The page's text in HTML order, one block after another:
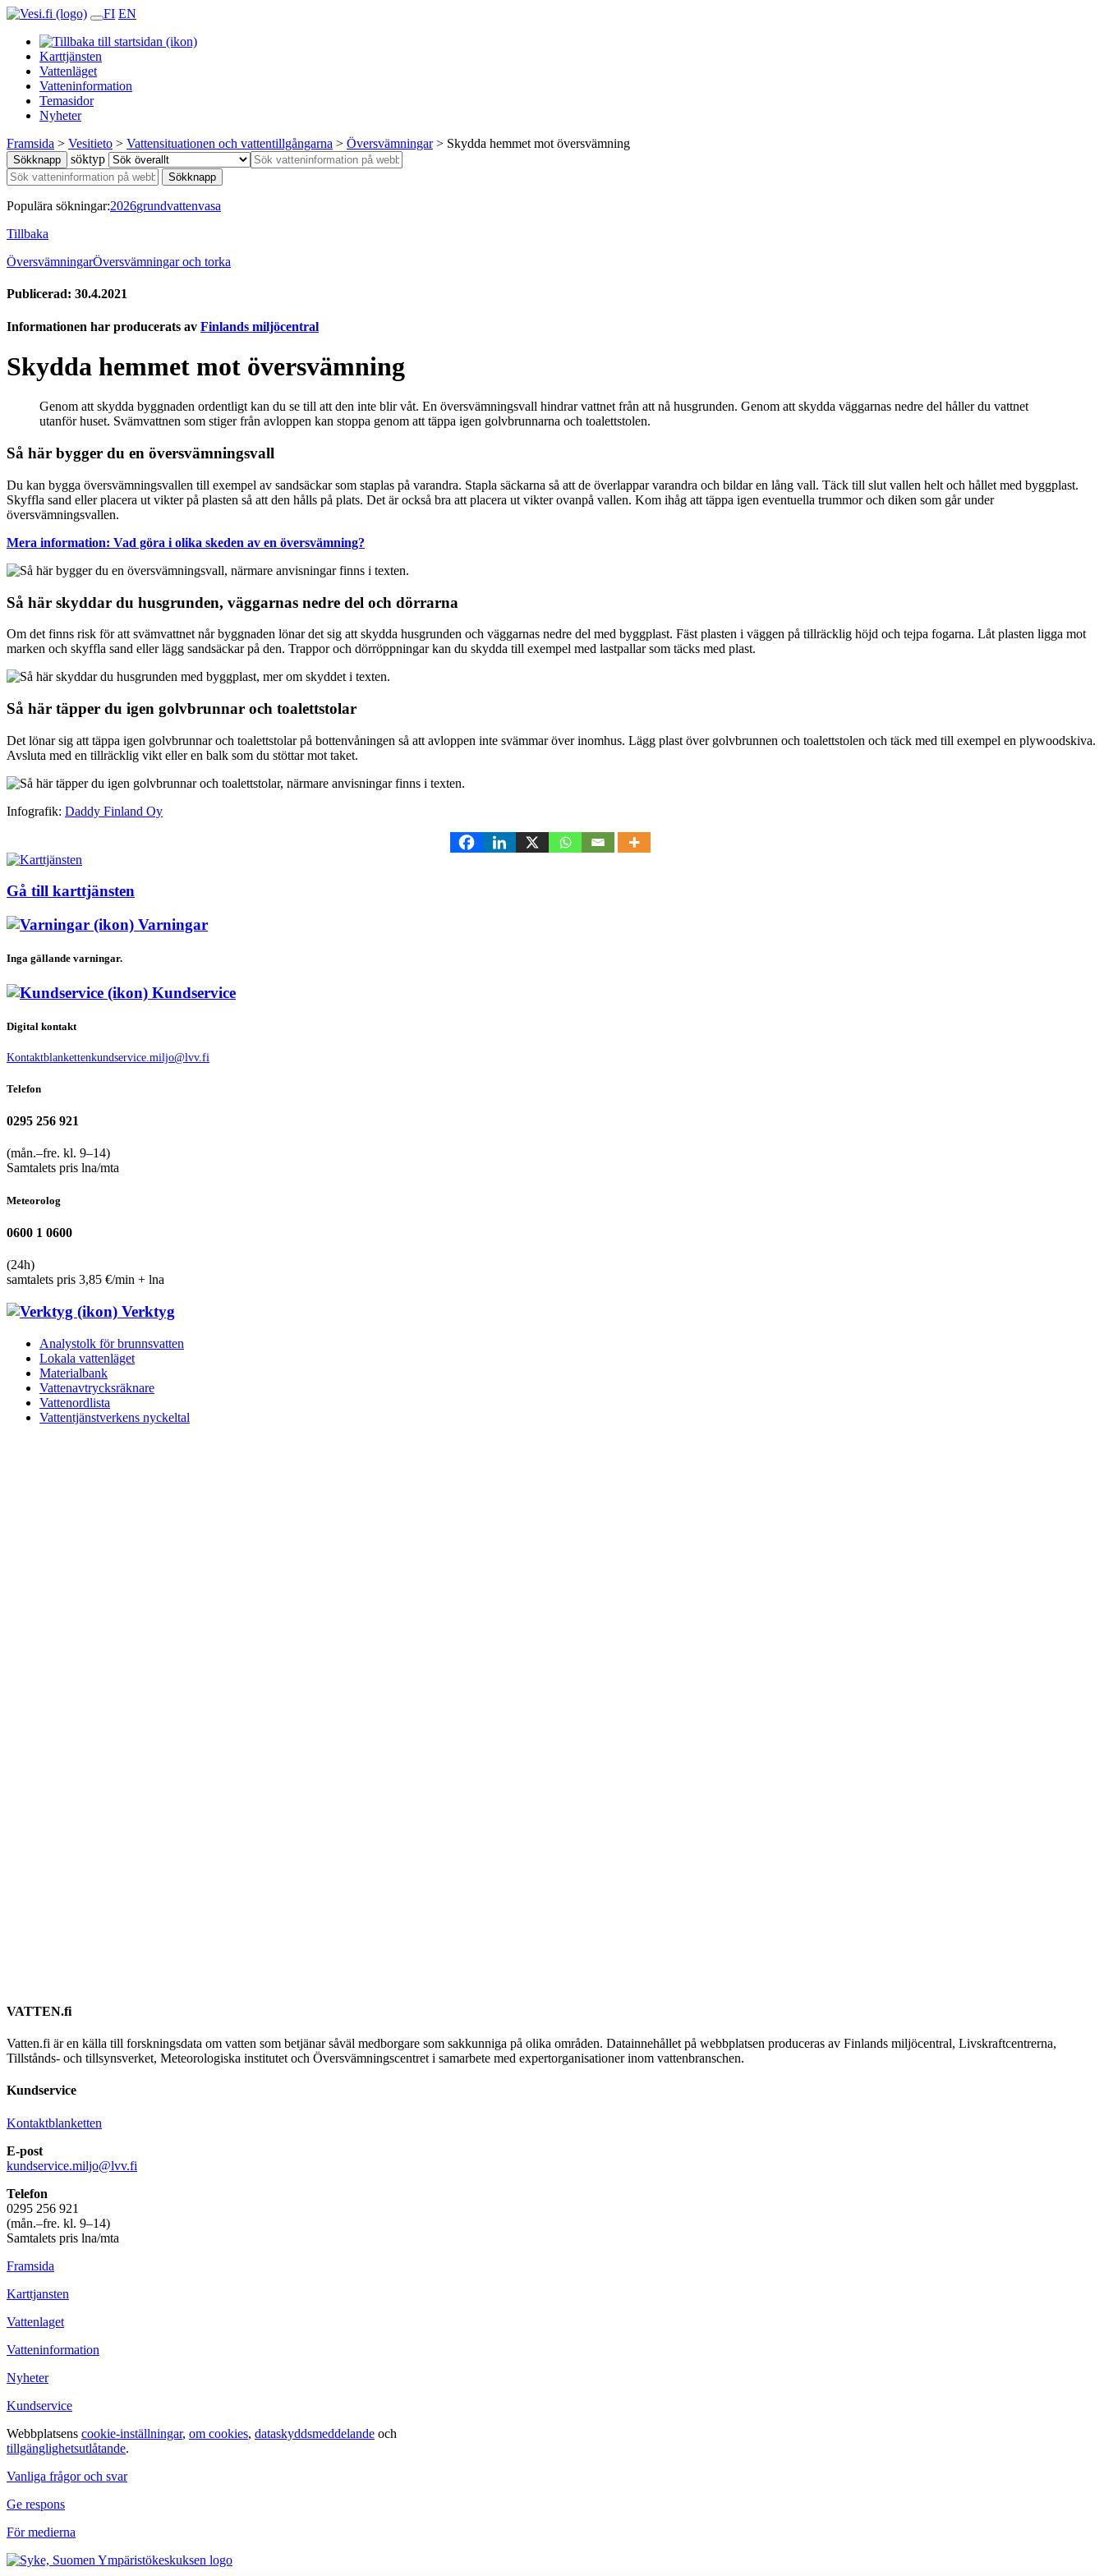
FI EN
Karttjänsten
Vattenläget
Vatteninformation
Temasidor
Nyheter
Framsida > Vesitieto > Vattensituationen och vattentillgångarna > Översvämningar> Skydda hemmet mot översvämning
Sökknapp söktyp
Sökknapp
Populära sökningar:2026grundvattenvasa
Tillbaka
ÖversvämningarÖversvämningar och torka
Publicerad: 30.4.2021
Informationen har producerats av Finlands miljöcentral
Skydda hemmet mot översvämning
Genom att skydda byggnaden ordentligt kan du se till att den inte blir våt. En översvämningsvall hindrar vattnet från att nå husgrunden. Genom att skydda väggarnas nedre del håller du vattnet
utanför huset. Svämvattnen som stiger från avloppen kan stoppa genom att täppa igen golvbrunnarna och toalettstolen.
Så här bygger du en översvämningsvall
Du kan bygga översvämningsvallen till exempel av sandsäckar som staplas på varandra. Stapla säckarna så att de överlappar varandra och bildar en lång vall. Täck till slut vallen helt och hållet med byggplast.
Skyffla sand eller placera ut vikter på plasten så att den hålls på plats. Det är också bra att placera ut vikter ovanpå vallen. Kom ihåg att täppa igen eventuella trummor och diken som går under
översvämningsvallen.
Mera information: Vad göra i olika skeden av en översvämning?
Så här skyddar du husgrunden, väggarnas nedre del och dörrarna
Om det finns risk för att svämvattnet når byggnaden lönar det sig att skydda husgrunden och väggarnas nedre del med byggplast. Fäst plasten i väggen på tillräcklig höjd och tejpa fogarna. Låt plasten ligga mot
marken och skyffla sand eller lägg sandsäckar på den. Trappor och dörröppningar kan du skydda till exempel med lastpallar som täcks med plast.
Så här täpper du igen golvbrunnar och toalettstolar
Det lönar sig att täppa igen golvbrunnar och toalettstolar på bottenvåningen så att avloppen inte svämmar över inomhus. Lägg plast över golvbrunnen och toalettstolen och täck med till exempel en plywoodskiva.
Avsluta med en tillräcklig vikt eller en balk som du stöttar mot taket.
Infografik: Daddy Finland Oy
Gå till karttjänsten
Varningar
Inga gällande varningar.
Kundservice
Digital kontakt
Kontaktblankettenkundservice.miljo@lvv.fi
Telefon
0295 256 921
(mån.–fre. kl. 9–14)
Samtalets pris lna/mta
Meteorolog
0600 1 0600
(24h)
samtalets pris 3,85 €/min + lna
Verktyg
Analystolk för brunnsvatten
Lokala vattenläget
Materialbank
Vattenavtrycksräknare
Vattenordlista
Vattentjänst­verkens nyckeltal
VATTEN.fi
Vatten.fi är en källa till forskningsdata om vatten som betjänar såväl medborgare som sakkunniga på olika områden. Datainnehållet på webbplatsen produceras av Finlands miljöcentral, Livskraftcentrerna,
Tillstånds- och tillsynsverket, Meteorologiska institutet och Översvämningscentret i samarbete med expertorganisationer inom vattenbranschen.
Kundservice
Kontaktblanketten
E-post
kundservice.miljo@lvv.fi
Telefon
0295 256 921
(mån.–fre. kl. 9–14)
Samtalets pris lna/mta
Framsida
Karttjansten
Vattenlaget
Vatteninformation
Nyheter
Kundservice
Webbplatsens cookie-inställningar, om cookies, dataskyddsmeddelande och
tillgänglighetsutlåtande.
Vanliga frågor och svar
Ge respons
För medierna